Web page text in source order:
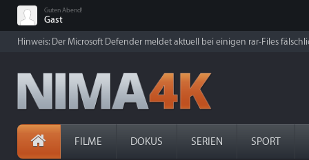
Guten Abend!
Gast
Hinweis: Der Microsoft Defender meldet aktuell bei einigen rar-Files
FILME DOKUS SERIEN SPORT